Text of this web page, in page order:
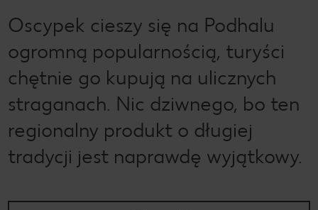
Oscypek cieszy się na Podhalu
ogromną popularnością, turyści
chętnie go kupują na ulicznych
straganach. Nic dziwnego, bo ten
regionalny produkt o długiej
tradycji jest naprawdę wyjątkowy.